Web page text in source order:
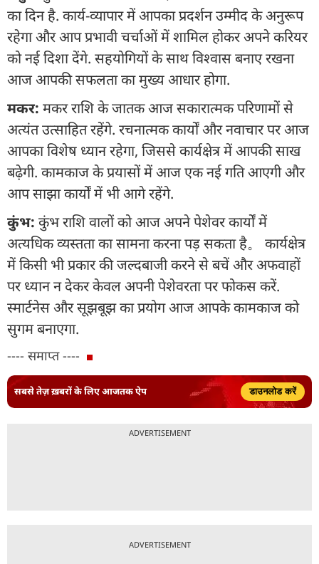
का दिन है. कार्य-व्यापार में आपका प्रदर्शन उम्मीद के अनुरूप
रहेगा और आप प्रभावी चर्चाओं में शामिल होकर अपने करियर
को नई दिशा देंगे. सहयोगियों के साथ विश्वास बनाए रखना
आज आपकी सफलता का मुख्य आधार होगा.
मकर: मकर राशि के जातक आज सकारात्मक परिणामों से
अत्यंत उत्साहित रहेंगे. रचनात्मक कार्यों और नवाचार पर आज
आपका विशेष ध्यान रहेगा, जिससे कार्यक्षेत्र में आपकी साख
बढ़ेगी. कामकाज के प्रयासों में आज एक नई गति आएगी और
आप साझा कार्यों में भी आगे रहेंगे.
कुंभ: कुंभ राशि वालों को आज अपने पेशेवर कार्यों में
अत्यधिक व्यस्तता का सामना करना पड़ सकता है。 कार्यक्षेत्र
में किसी भी प्रकार की जल्दबाजी करने से बचें और अफवाहों
पर ध्यान न देकर केवल अपनी पेशेवरता पर फोकस करें.
स्मार्टनेस और सूझबूझ का प्रयोग आज आपके कामकाज को
सुगम बनाएगा.
---- समाप्त ----
सबसे तेज़ ख़बरों के लिए आजतक ऐप डाउनलोड करें
ADVERTISEMENT
ADVERTISEMENT